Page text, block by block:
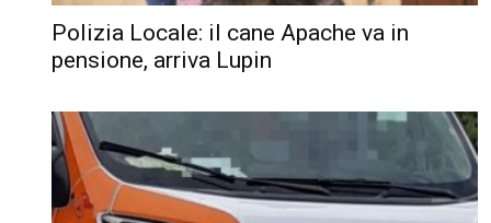
Polizia Locale: il cane Apache va in
pensione, arriva Lupin